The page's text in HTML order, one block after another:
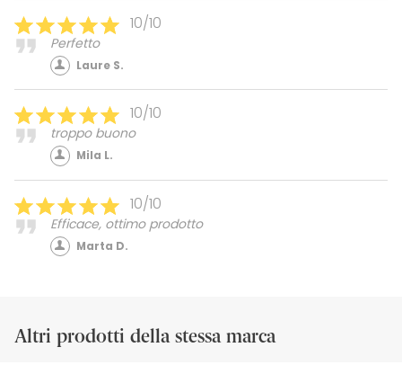
10/10
Perfetto
Laure S.
10/10
troppo buono
Mila L.
10/10
Efficace, ottimo prodotto
Marta D.
Altri prodotti della stessa marca